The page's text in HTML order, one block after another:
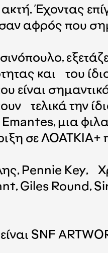
ακτή. Έχοντας
αφρός που
και του
είναι
τελικά την
μια
σε
Pennie Key,
Giles Round,
SNF